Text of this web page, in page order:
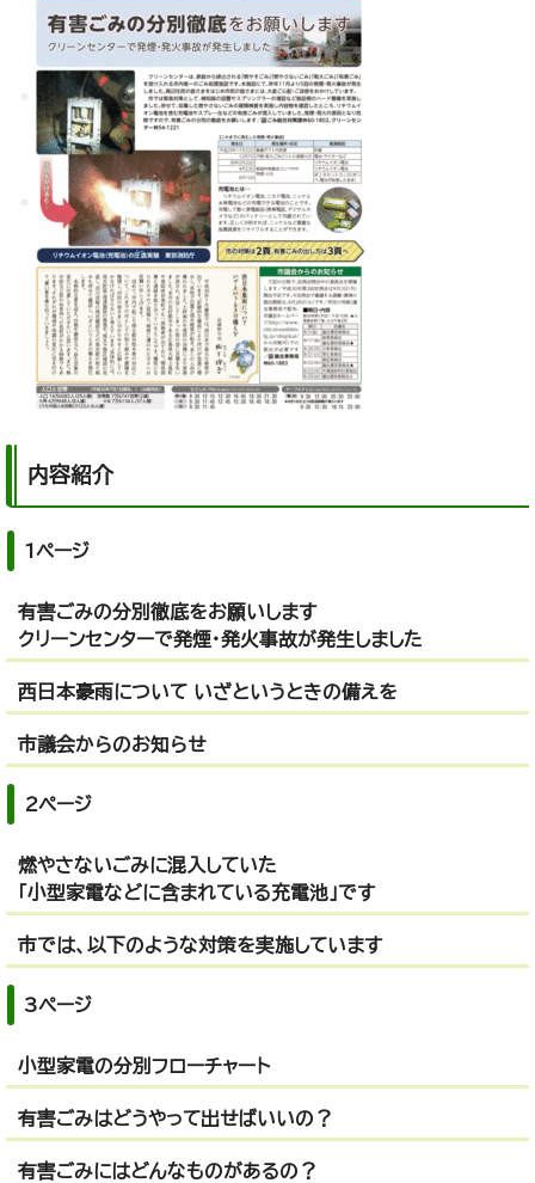
内容紹介
1ページ
有害ごみの分別徹底をお願いします
クリーンセンターで発煙・発火事故が発生しました
西日本豪雨について いざというときの備えを
市議会からのお知らせ
2ページ
燃やさないごみに混入していた
「小型家電などに含まれている充電池」です
市では、以下のような対策を実施しています
3ページ
小型家電の分別フローチャート
有害ごみはどうやって出せばいいの？
有害ごみにはどんなものがあるの？